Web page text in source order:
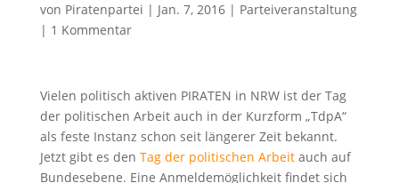
von Piratenpartei | Jan. 7, 2016| Parteiveranstaltung
| 1 Kommentar
Vielen politisch aktiven PIRATEN in NRW ist der Tag
der politischen Arbeit auch in der Kurzform „TdpA“
als feste Instanz schon seit längerer Zeit bekannt.
Jetzt gibt es den Tag der politischen Arbeitauch auf
Bundesebene. Eine Anmeldemöglichkeit findet sich